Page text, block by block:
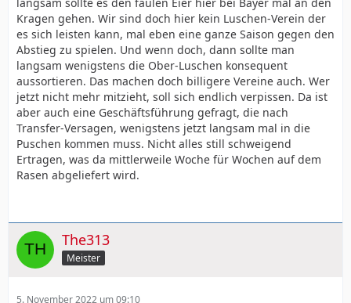
Kragen gehen. Wir sind doch hier kein Luschen-Verein der
es sich leisten kann, mal eben eine ganze Saison gegen den
Abstieg zu spielen. Und wenn doch, dann sollte man
langsam wenigstens die Ober-Luschen konsequent
aussortieren. Das machen doch billigere Vereine auch. Wer
jetzt nicht mehr mitzieht, soll sich endlich verpissen. Da ist
aber auch eine Geschäftsführung gefragt, die nach
Transfer-Versagen, wenigstens jetzt langsam mal in die
Puschen kommen muss. Nicht alles still schweigend
Ertragen, was da mittlerweile Woche für Wochen auf dem
Rasen abgeliefert wird.
The313
Meister
5. November 2022 um 09:10